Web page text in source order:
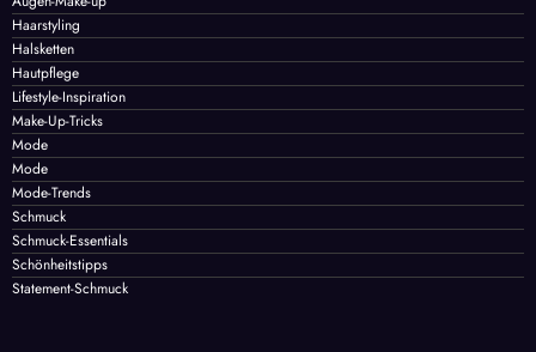
Haarstyling
Halsketten
Hautpflege
Lifestyle-Inspiration
Make-Up-Tricks
Mode
Mode
Mode-Trends
Schmuck
Schmuck-Essentials
Schönheitstipps
Statement-Schmuck